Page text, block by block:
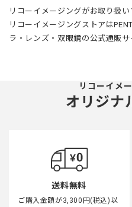
リコーイメージングがお取り扱い
リコーイメージングストアは
ラ・レンズ・双眼鏡の公式通販サ
リコーイメ
オリジナ
送料無料
ご購入金額が3,300円(税込)以